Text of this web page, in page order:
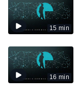
15 min
16 min